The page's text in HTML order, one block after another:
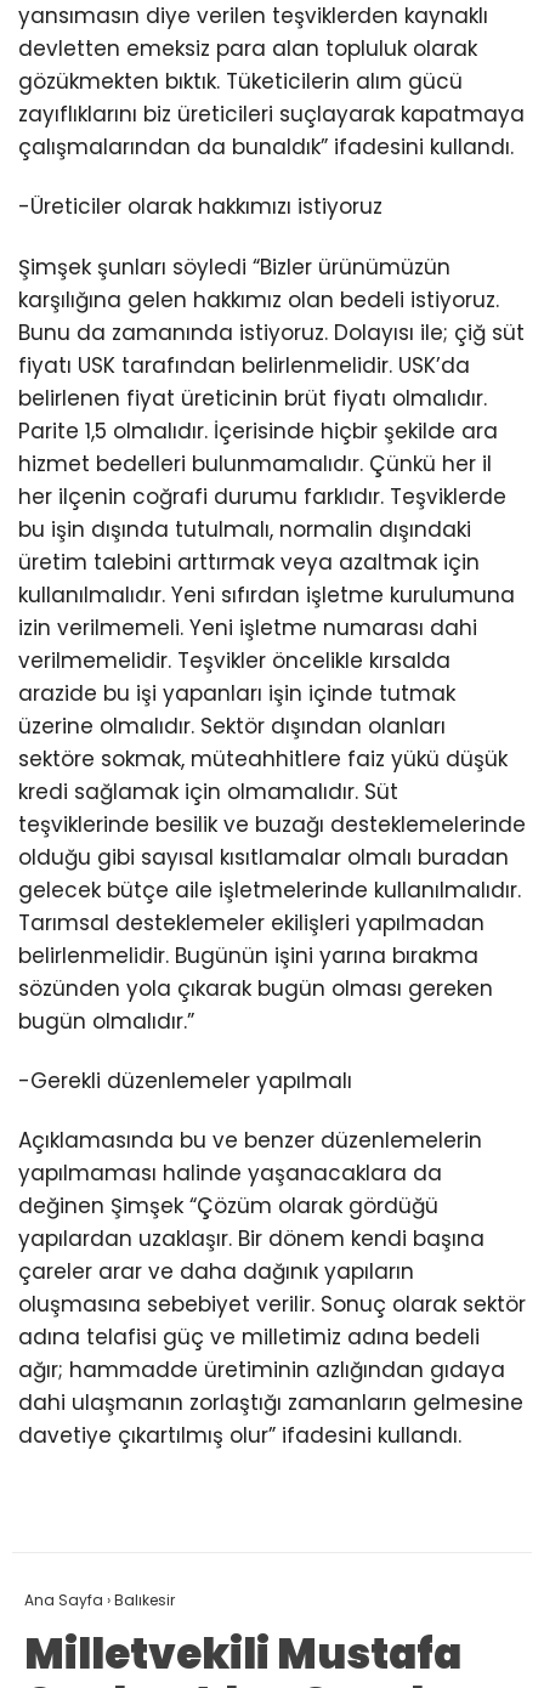
yansımasın diye verilen teşviklerden kaynaklı
devletten emeksiz para alan topluluk olarak
gözükmekten bıktık. Tüketicilerin alım gücü
zayıflıklarını biz üreticileri suçlayarak kapatmaya
çalışmalarından da bunaldık” ifadesini kullandı.
-Üreticiler olarak hakkımızı istiyoruz
Şimşek şunları söyledi “Bizler ürünümüzün
karşılığına gelen hakkımız olan bedeli istiyoruz.
Bunu da zamanında istiyoruz. Dolayısı ile; çiğ süt
fiyatı USK tarafından belirlenmelidir. USK’da
belirlenen fiyat üreticinin brüt fiyatı olmalıdır.
Parite 1,5 olmalıdır. İçerisinde hiçbir şekilde ara
hizmet bedelleri bulunmamalıdır. Çünkü her il
her ilçenin coğrafi durumu farklıdır. Teşviklerde
bu işin dışında tutulmalı, normalin dışındaki
üretim talebini arttırmak veya azaltmak için
kullanılmalıdır. Yeni sıfırdan işletme kurulumuna
izin verilmemeli. Yeni işletme numarası dahi
verilmemelidir. Teşvikler öncelikle kırsalda
arazide bu işi yapanları işin içinde tutmak
üzerine olmalıdır. Sektör dışından olanları
sektöre sokmak, müteahhitlere faiz yükü düşük
kredi sağlamak için olmamalıdır. Süt
teşviklerinde besilik ve buzağı desteklemelerinde
olduğu gibi sayısal kısıtlamalar olmalı buradan
gelecek bütçe aile işletmelerinde kullanılmalıdır.
Tarımsal desteklemeler ekilişleri yapılmadan
belirlenmelidir. Bugünün işini yarına bırakma
sözünden yola çıkarak bugün olması gereken
bugün olmalıdır.”
-Gerekli düzenlemeler yapılmalı
Açıklamasında bu ve benzer düzenlemelerin
yapılmaması halinde yaşanacaklara da
değinen Şimşek “Çözüm olarak gördüğü
yapılardan uzaklaşır. Bir dönem kendi başına
çareler arar ve daha dağınık yapıların
oluşmasına sebebiyet verilir. Sonuç olarak sektör
adına telafisi güç ve milletimiz adına bedeli
ağır; hammadde üretiminin azlığından gıdaya
dahi ulaşmanın zorlaştığı zamanların gelmesine
davetiye çıkartılmış olur” ifadesini kullandı.
Ana Sayfa ›Balıkesir
Milletvekili Mustafa